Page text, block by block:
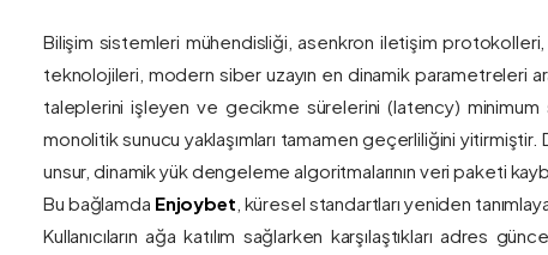
Bilişim sistemleri mühendisliği, asenkron iletişim
teknolojileri, modern siber uzayın en dinamik parametreleri
taleplerini işleyen ve gecikme sürelerini (latency)
monolitik sunucu yaklaşımları tamamen geçerliliğini
unsur, dinamik yük dengeleme algoritmalarının veri paketi
Bu bağlamda Enjoybet , küresel standartları yeniden
Kullanıcıların ağa katılım sağlarken karşılaştıkları adres